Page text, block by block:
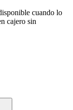
cuando lo
cajero sin